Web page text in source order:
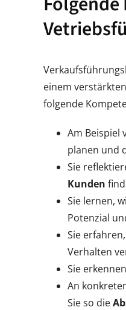
einem
folgende
Am Beispiel
planen und
Sie
Kunden
Sie lernen,
Potenzial
Sie
Verhalten
Sie
An
Sie so die